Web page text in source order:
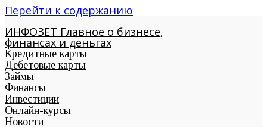
Перейти к содержанию
ИНФОЗЕТ Главное о бизнесе,
финансах и деньгах
Кредитные карты
Дебетовые карты
Займы
Финансы
Инвестиции
Онлайн-курсы
Новости